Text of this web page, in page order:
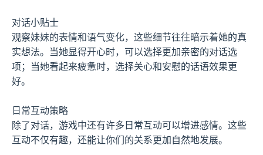
对话小贴士
观察妹妹的表情和语气变化，这些细节往往暗示着她的真
实想法。当她显得开心时，可以选择更加亲密的对话选
项；当她看起来疲惫时，选择关心和安慰的话语效果更
好。
日常互动策略
除了对话，游戏中还有许多日常互动可以增进感情。这些
互动不仅有趣，还能让你们的关系更加自然地发展。